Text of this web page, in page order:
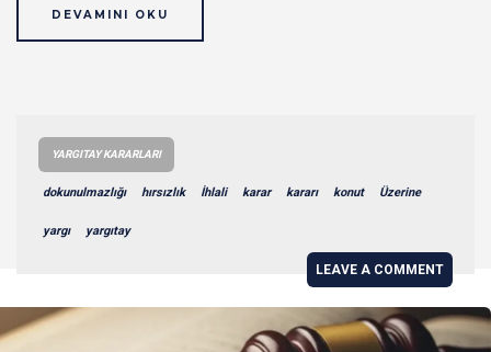
DEVAMINI OKU
YARGITAY KARARLARI
dokunulmazlığı hırsızlık İhlali karar kararı konut Üzerine
yargı yargıtay
LEAVE A COMMENT